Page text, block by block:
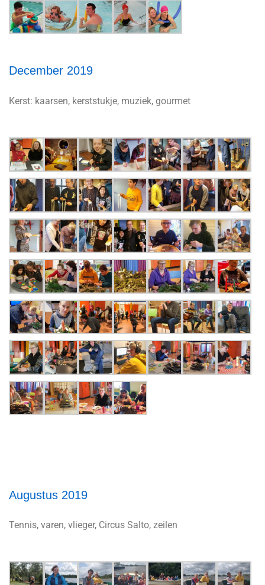
December 2019
Kerst: kaarsen, kerststukje, muziek, gourmet
Augustus 2019
Tennis, varen, vlieger, Circus Salto, zeilen